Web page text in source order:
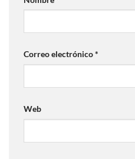
Correo electrónico*
Web